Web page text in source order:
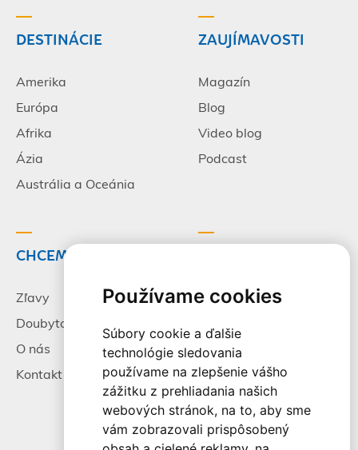
Používame cookies
Súbory cookie a ďalšie
technológie sledovania
používame na zlepšenie vášho
zážitku z prehliadania našich
webových stránok, na to, aby sme
vám zobrazovali prispôsobený
DESTINÁCIE
Amerika
Európa
Afrika
Ázia
Austrália a Oceánia
ZAUJÍMAVOSTI
Magazín
Blog
Video blog
Podcast
CHCEM CESTOVAŤ
Zľavy
Doubytovanie
O nás
Kontakt
Pracovné príležitosti
Všeobecné zmluvné
podmienky
Alternatívne riešenie
sporov
Spracovanie osobných